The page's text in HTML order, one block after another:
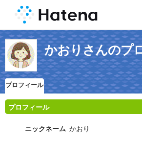
かおりさんのプ
プロフィール
プロフィール
ニックネーム かおり